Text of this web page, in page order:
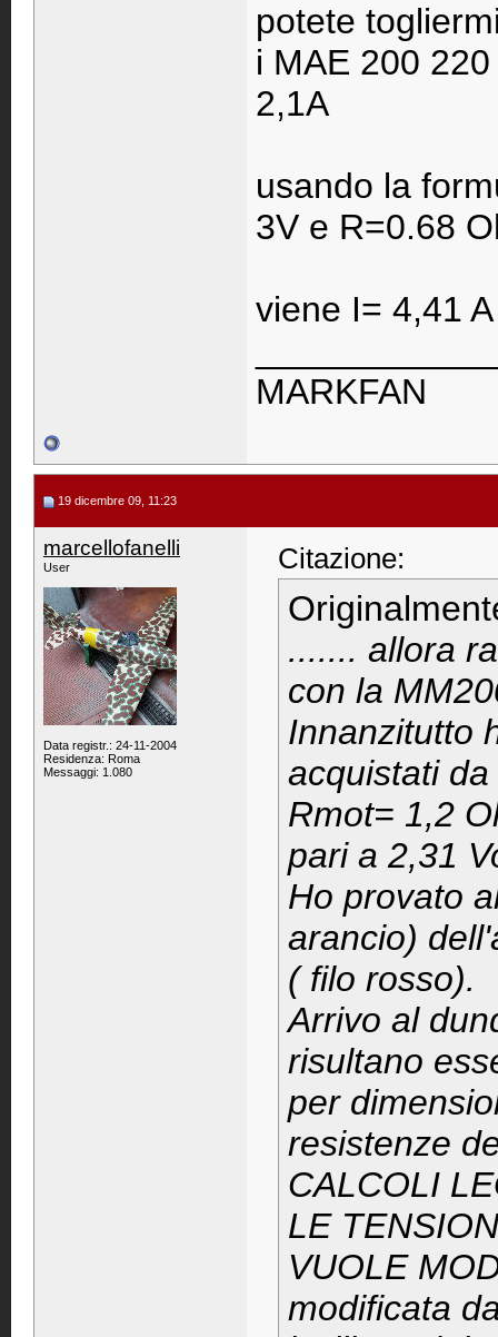
potete
i MAE 200
2,1A
usando la
3V e R=0.68
viene I= 4,41
MARKFAN
19 dicembre 09, 11:23
marcellofanelli
User
Data registr.: 24-11-2004
Residenza: Roma
Messaggi: 1.080
Citazione:
....... allora
con la
Innanzitutto
acquistati
Rmot= 1,2
pari a 2,31
Ho provato
arancio)
( filo rosso).
Arrivo al
risultano
per
resistenze
CALCOLI
LE
VUOLE
modificata